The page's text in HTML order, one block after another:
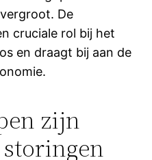
De
cruciale rol bij het
en draagt bij aan de
zijn